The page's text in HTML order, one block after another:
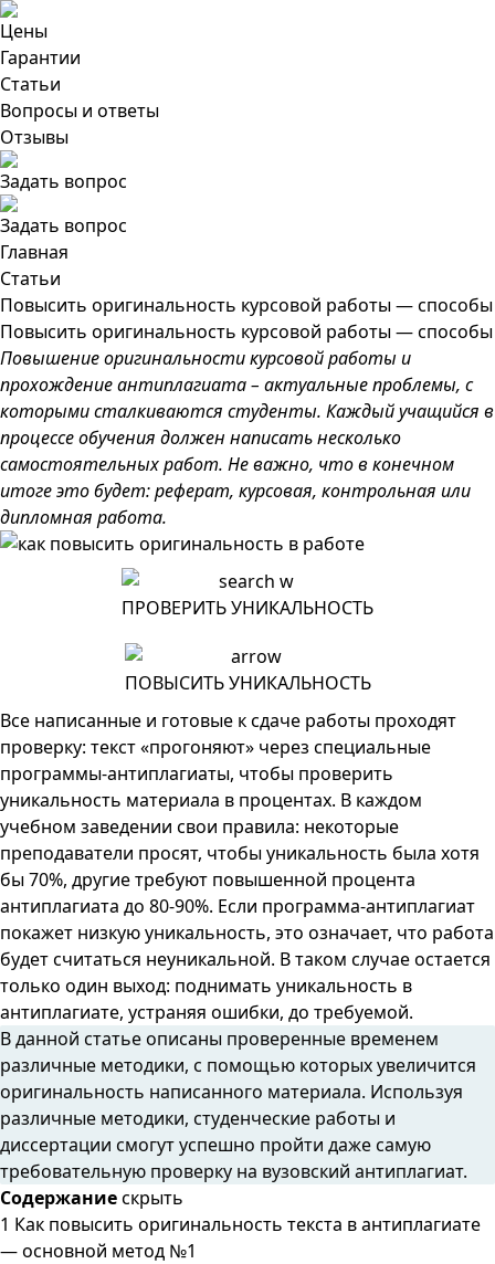
Цены
Гарантии
Статьи
Вопросы и ответы
Отзывы
Задать вопрос
Задать вопрос
Главная
Статьи
Повысить оригинальность курсовой работы — способы
Повысить оригинальность курсовой работы — способы
Повышение оригинальности курсовой работы и
прохождение антиплагиата – актуальные проблемы, с
которыми сталкиваются студенты. Каждый учащийся в
процессе обучения должен написать несколько
самостоятельных работ. Не важно, что в конечном
итоге это будет: реферат, курсовая, контрольная или
дипломная работа.
ПРОВЕРИТЬ УНИКАЛЬНОСТЬ
ПОВЫСИТЬ УНИКАЛЬНОСТЬ
Все написанные и готовые к сдаче работы проходят
проверку: текст «прогоняют» через специальные
программы-антиплагиаты, чтобы проверить
уникальность материала в процентах. В каждом
учебном заведении свои правила: некоторые
преподаватели просят, чтобы уникальность была хотя
бы 70%, другие требуют повышенной процента
антиплагиата до 80-90%. Если программа-антиплагиат
покажет низкую уникальность, это означает, что работа
будет считаться неуникальной. В таком случае остается
только один выход: поднимать уникальность в
антиплагиате, устраняя ошибки, до требуемой.
В данной статье описаны проверенные временем
различные методики, с помощью которых увеличится
оригинальность написанного материала. Используя
различные методики, студенческие работы и
диссертации смогут успешно пройти даже самую
требовательную проверку на вузовский антиплагиат.
Содержаниескрыть
1 Как повысить оригинальность текста в антиплагиате
— основной метод №1